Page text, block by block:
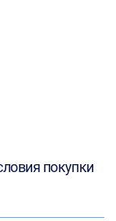
покупки